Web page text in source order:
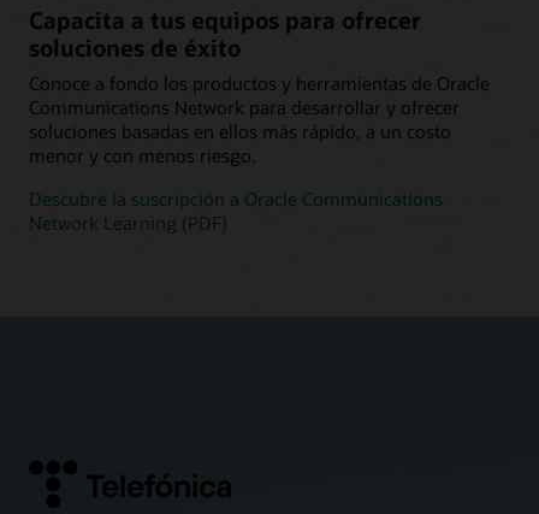
Capacita a tus equipos para ofrecer
soluciones de éxito
Conoce a fondo los productos y herramientas de Oracle
Communications Network para desarrollar y ofrecer
soluciones basadas en ellos más rápido, a un costo
menor y con menos riesgo.
Descubre la suscripción a Oracle Communications
Network Learning (PDF)